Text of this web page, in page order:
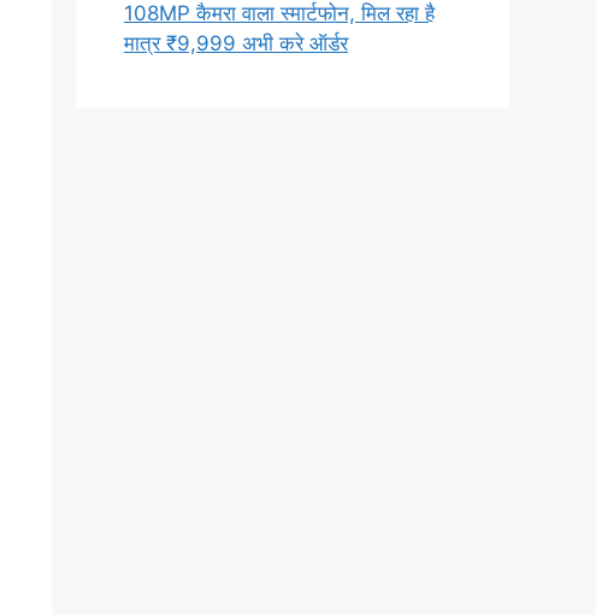
108MP कैमरा वाला स्मार्टफोन, मिल रहा है
मात्र ₹9,999 अभी करे ऑर्डर